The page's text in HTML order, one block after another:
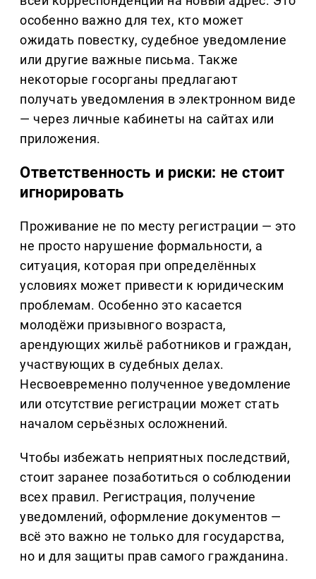
особенно важно для тех, кто может
ожидать повестку, судебное уведомление
или другие важные письма. Также
некоторые госорганы предлагают
получать уведомления в электронном виде
— через личные кабинеты на сайтах или
приложения.
Ответственность и риски: не стоит
игнорировать
Проживание не по месту регистрации — это
не просто нарушение формальности, а
ситуация, которая при определённых
условиях может привести к юридическим
проблемам. Особенно это касается
молодёжи призывного возраста,
арендующих жильё работников и граждан,
участвующих в судебных делах.
Несвоевременно полученное уведомление
или отсутствие регистрации может стать
началом серьёзных осложнений.
Чтобы избежать неприятных последствий,
стоит заранее позаботиться о соблюдении
всех правил. Регистрация, получение
уведомлений, оформление документов —
всё это важно не только для государства,
но и для защиты прав самого гражданина.